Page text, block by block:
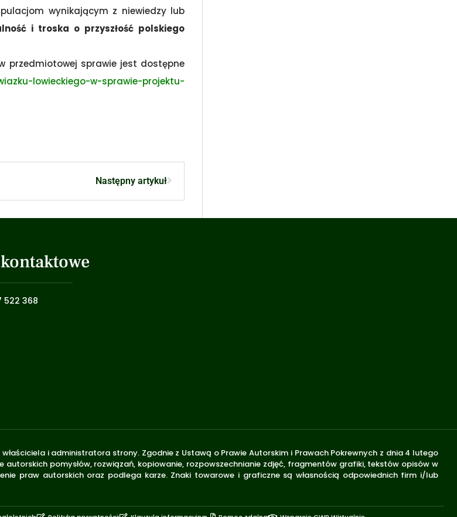
wynikającym z niewiedzy lub
i troska o przyszłość polskiego
przedmiotowej sprawie jest dostępne
lowieckiego-w-sprawie-projektu-
Następny artykuł
522 368
właściciela i administratora strony. Zgodnie z Ustawą o Prawie Autorskim i Prawach Pokrewnych z dnia 4 lutego
autorskich pomysłów, rozwiązań, kopiowanie, rozpowszechnianie zdjęć, fragmentów grafiki, tekstów opisów w
praw autorskich oraz podlega karze. Znaki towarowe i graficzne są własnością odpowiednich firm i/lub